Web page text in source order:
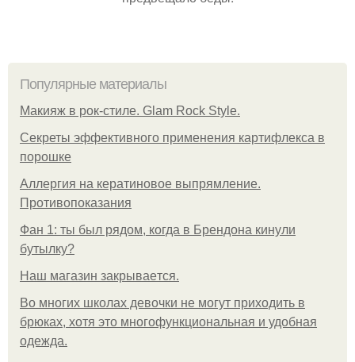
Популярные материалы
Макияж в рок-стиле. Glam Rock Style.
Секреты эффективного применения картифлекса в
порошке
Аллергия на кератиновое выпрямление.
Противопоказания
Фан 1: ты был рядом, когда в Брендона кинули
бутылку?
Нaш магaзин зaкрывaeтся.
Во многих школах девочки не могут приходить в
брюках, хотя это многофункциональная и удобная
одежда.